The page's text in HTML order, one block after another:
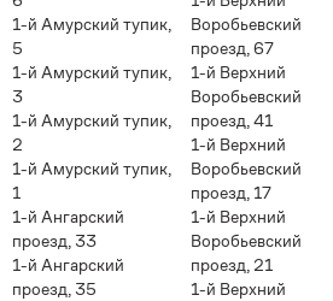
1-й Амурский тупик,
5
1-й Амурский тупик,
3
1-й Амурский тупик,
2
1-й Амурский тупик,
1
1-й Ангарский
проезд, 33
1-й Ангарский
проезд, 35
Воробьевский
проезд, 67
1-й Верхний
Воробьевский
проезд, 41
1-й Верхний
Воробьевский
проезд, 17
1-й Верхний
Воробьевский
проезд, 21
1-й Верхний